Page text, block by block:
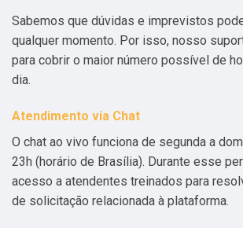
Sabemos que dúvidas e imprevistos
qualquer momento. Por isso, nosso
para cobrir o maior número possível de
dia.
Atendimento via Chat
O chat ao vivo funciona de segunda a
23h (horário de Brasília). Durante esse
acesso a atendentes treinados para
de solicitação relacionada à plataforma.